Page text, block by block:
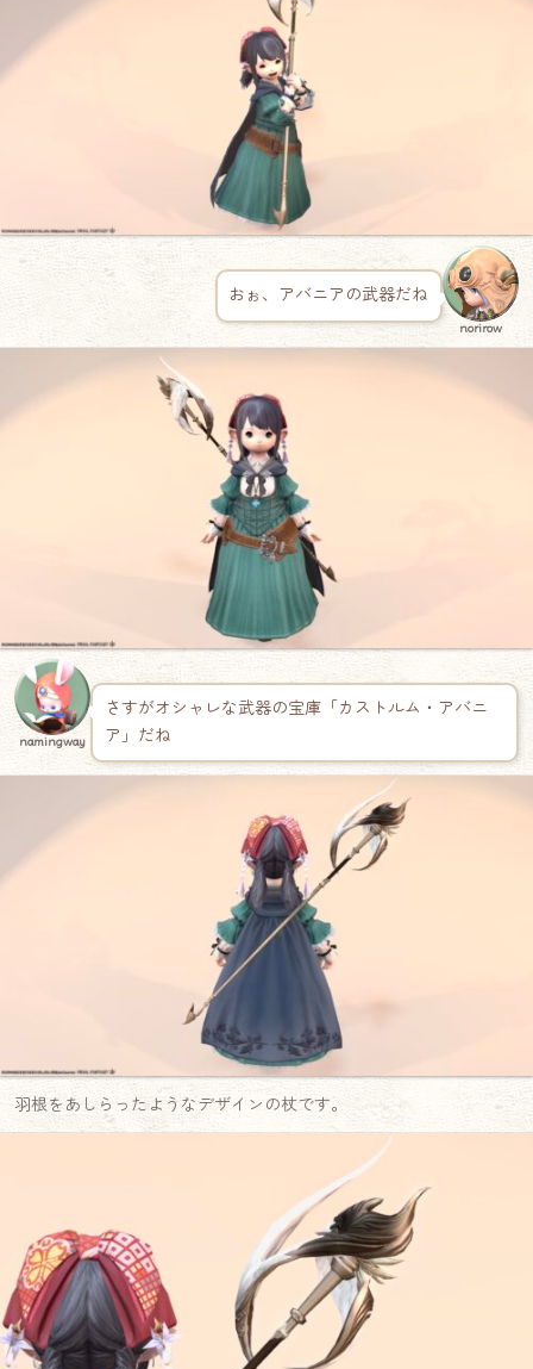
おぉ、アバニアの武器だね
norirow
namingway
さすがオシャレな武器の宝庫「カストルム・アバニ
ア」だね
羽根をあしらったようなデザインの杖です。